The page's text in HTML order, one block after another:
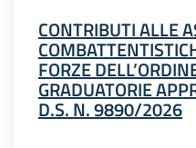
CONTRIBUTI ALLE
FORZE
GRADUATORIE
D.S. N. 9890/2026